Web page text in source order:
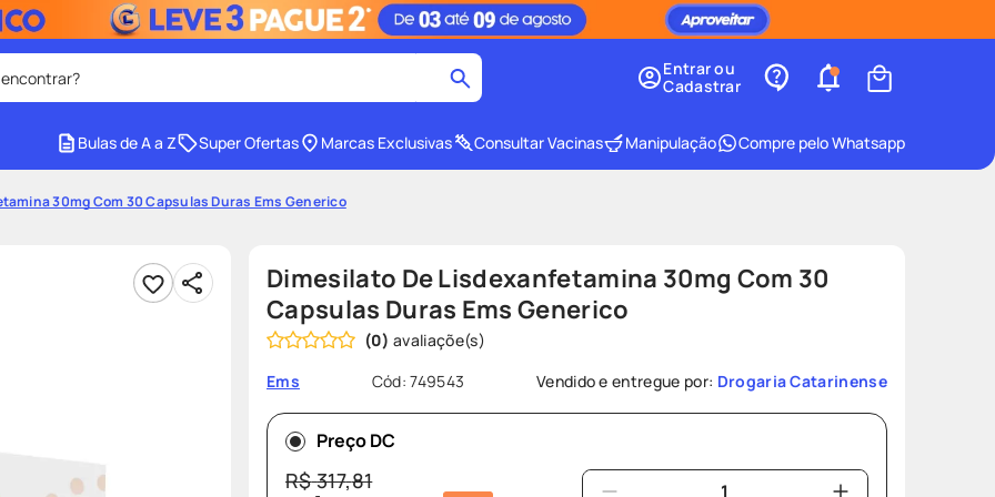
4º tadalafila
8º desodorante
teste gravidez
Entrar ou
Cadastrar
Bulas de A a Z Super Ofertas Marcas Exclusivas Consultar Vacinas Manipulação Compre pelo Whatsapp
30mg Com 30 Capsulas Duras Ems Generico
Dimesilato De Lisdexanfetamina 30mg Com 30
Capsulas Duras Ems Generico
(0)
Ems
Cód:749543 Vendido e entregue por: Drogaria Catarinense
Preço DC
R$317,81